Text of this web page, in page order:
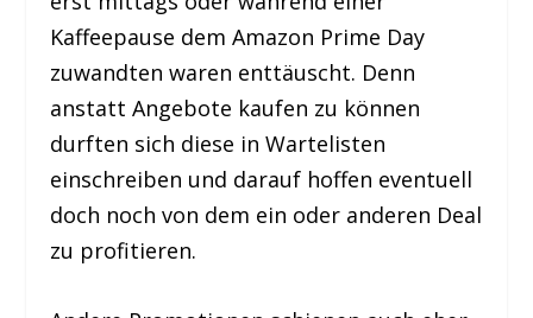
Kaffeepause dem Amazon Prime Day
zuwandten waren enttäuscht. Denn
anstatt Angebote kaufen zu können
durften sich diese in Wartelisten
einschreiben und darauf hoffen eventuell
doch noch von dem ein oder anderen Deal
zu profitieren.